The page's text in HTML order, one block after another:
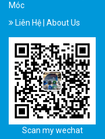
Móc
Liên Hệ | About Us
Scan my wechat